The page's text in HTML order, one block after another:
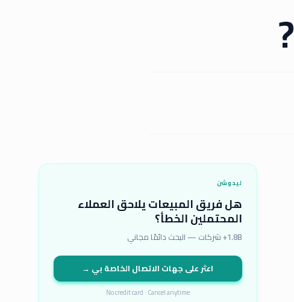
ليدوشن
هل فريق المبيعات يلاحق العملاء
المحتملين الخطأ؟
1.8B+ شركات — البحث دائمًا مجاني
اعثر على جهات الاتصال الخاصة بي →
No credit card · Cancel anytime